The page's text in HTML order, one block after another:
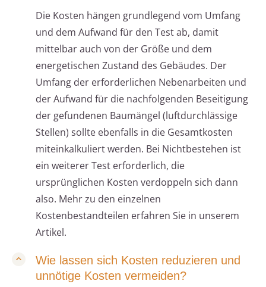
Die Kosten hängen grundlegend vom Umfang
und dem Aufwand für den Test ab, damit
mittelbar auch von der Größe und dem
energetischen Zustand des Gebäudes. Der
Umfang der erforderlichen Nebenarbeiten und
der Aufwand für die nachfolgenden Beseitigung
der gefundenen Baumängel (luftdurchlässige
Stellen) sollte ebenfalls in die Gesamtkosten
miteinkalkuliert werden. Bei Nichtbestehen ist
ein weiterer Test erforderlich, die
ursprünglichen Kosten verdoppeln sich dann
also. Mehr zu den einzelnen
Kostenbestandteilen erfahren Sie in unserem
Artikel.
Wie lassen sich Kosten reduzieren und
unnötige Kosten vermeiden?